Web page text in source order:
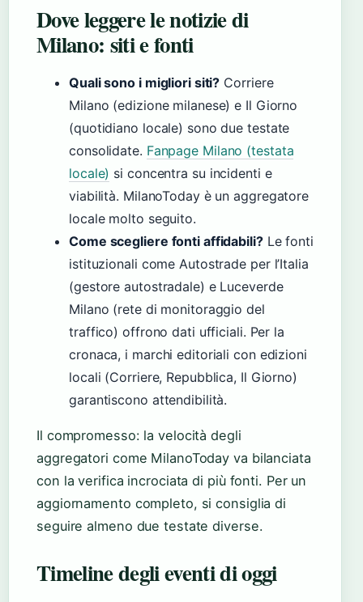
Dove leggere le notizie di
Milano: siti e fonti
Quali sono i migliori siti? Corriere
Milano (edizione milanese) e Il Giorno
(quotidiano locale) sono due testate
consolidate. Fanpage Milano (testata
locale) si concentra su incidenti e
viabilità. MilanoToday è un aggregatore
locale molto seguito.
Come scegliere fonti affidabili?Le fonti
istituzionali come Autostrade per l’Italia
(gestore autostradale) e Luceverde
Milano (rete di monitoraggio del
traffico) offrono dati ufficiali. Per la
cronaca, i marchi editoriali con edizioni
locali (Corriere, Repubblica, Il Giorno)
garantiscono attendibilità.
Il compromesso: la velocità degli
aggregatori come MilanoToday va bilanciata
con la verifica incrociata di più fonti. Per un
aggiornamento completo, si consiglia di
seguire almeno due testate diverse.
Timeline degli eventi di oggi